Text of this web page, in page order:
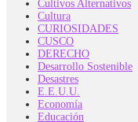
Cultivos Alternativos
Cultura
CURIOSIDADES
CUSCO
DERECHO
Desarrollo Sostenible
Desastres
E.E.U.U.
Economía
Educación